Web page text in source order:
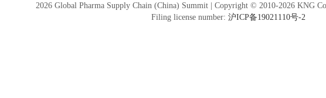
2026 Global Pharma Supply Chain (China) Summit | Copyright © 2010-2026 KNG
Filing license number: 沪ICP备19021110号-2